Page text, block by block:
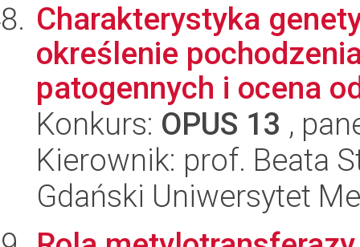
Charakterystyka
określenie
patogennych i ocena
Konkurs: OPUS 13 ,
Kierownik: prof. Beata
Gdański Uniwersytet